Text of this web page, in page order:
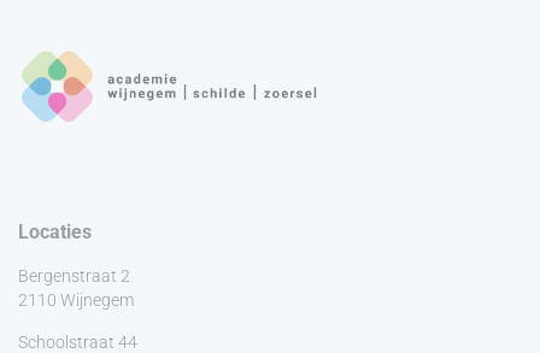
Locaties
Bergenstraat 2
2110 Wijnegem
Schoolstraat 44